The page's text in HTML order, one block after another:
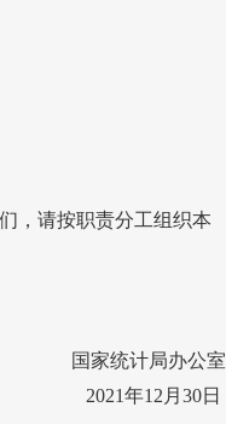
，请按职责分工组织本
国家统计局办公室
2021年12月30日